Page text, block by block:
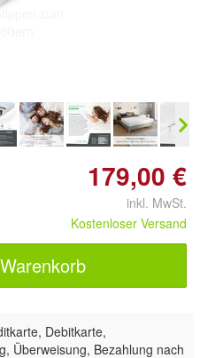
zum
179,00 €
inkl. MwSt.
Kostenloser Versand
Debitkarte,
Überweisung, Bezahlung nach